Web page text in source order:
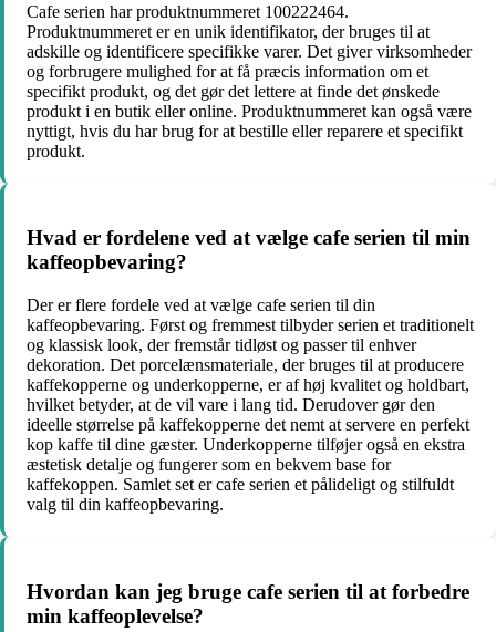
Cafe serien har produktnummeret 100222464.
Produktnummeret er en unik identifikator, der bruges til at
adskille og identificere specifikke varer. Det giver virksomheder
og forbrugere mulighed for at få præcis information om et
specifikt produkt, og det gør det lettere at finde det ønskede
produkt i en butik eller online. Produktnummeret kan også være
nyttigt, hvis du har brug for at bestille eller reparere et specifikt
produkt.
Hvad er fordelene ved at vælge cafe serien til min
kaffeopbevaring?
Der er flere fordele ved at vælge cafe serien til din
kaffeopbevaring. Først og fremmest tilbyder serien et traditionelt
og klassisk look, der fremstår tidløst og passer til enhver
dekoration. Det porcelænsmateriale, der bruges til at producere
kaffekopperne og underkopperne, er af høj kvalitet og holdbart,
hvilket betyder, at de vil vare i lang tid. Derudover gør den
ideelle størrelse på kaffekopperne det nemt at servere en perfekt
kop kaffe til dine gæster. Underkopperne tilføjer også en ekstra
æstetisk detalje og fungerer som en bekvem base for
kaffekoppen. Samlet set er cafe serien et pålideligt og stilfuldt
valg til din kaffeopbevaring.
Hvordan kan jeg bruge cafe serien til at forbedre
min kaffeoplevelse?